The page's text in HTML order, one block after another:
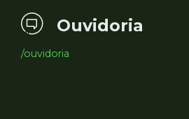
Ouvidoria
/ouvidoria